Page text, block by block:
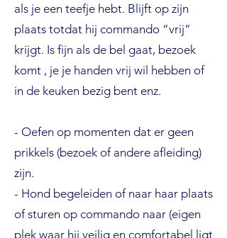
als je een teefje hebt. Blijft op zijn
plaats totdat hij commando “vrij”
krijgt. Is fijn als de bel gaat, bezoek
komt , je je handen vrij wil hebben of
in de keuken bezig bent enz.
- Oefen op momenten dat er geen
prikkels (bezoek of andere afleiding)
zijn.
- Hond begeleiden of naar haar plaats
of sturen op commando naar (eigen
plek waar hij veilig en comfortabel ligt